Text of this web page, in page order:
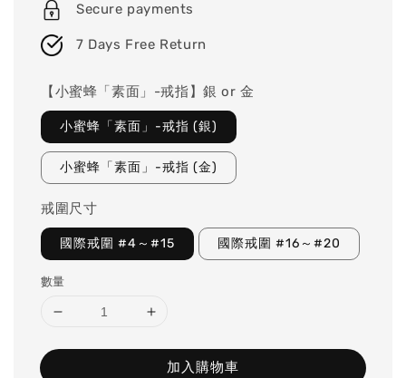
Secure payments
7 Days Free Return
【小蜜蜂「素面」-戒指】銀 or 金
小蜜蜂「素面」-戒指 (銀)
小蜜蜂「素面」-戒指 (金)
戒圍尺寸
國際戒圍 #4～#15 國際戒圍 #16～#20
數量
加入購物車